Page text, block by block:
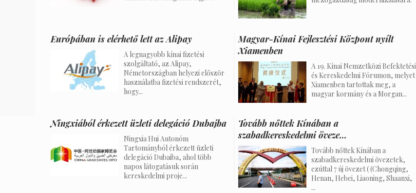
Európában is elérhető lett az Alipay
A legnagyobb kínai fizetési
szolgáltató, az Alipay,
Németországban helyezi először
használatba fizetési rendszerét,
hogy...
Magyar-Kínai Fejlesztési Központ nyílt
Xiamenben
A 19. Kínai Nemzetközi Befektetési
és Kereskedelmi Fórumon, melyet
Xiamenben tartottak meg, a
magyar kormány és a Morgan...
Ningxiából érkezett üzleti delegáció Dubajba
Ningxia Hui Autonóm
Tartományból érkezett üzleti
delegáció Dubaiba, ahol több
napos látogatásuk során
kereskedelmi proje...
Tovább nőttek Kínában a
szabadkereskedelmi öveze...
Tovább nőttek Kínában a
szabadkereskedelmi övezetek,
ezúttal 7 új övezet ( (Chongqing,
Henan, Hebei, Liaoning, Shaanxi,
...